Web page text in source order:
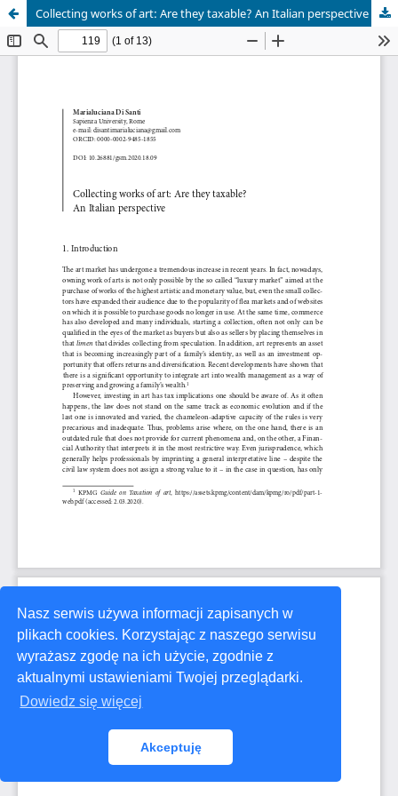
Nasz serwis używa informacji zapisanych w
plikach cookies. Korzystając z naszego serwisu
wyrażasz zgodę na ich użycie, zgodnie z
aktualnymi ustawieniami Twojej przeglądarki.
Dowiedz się więcej
Akceptuję
Collecting works of art: Are they taxable? An Italian perspective